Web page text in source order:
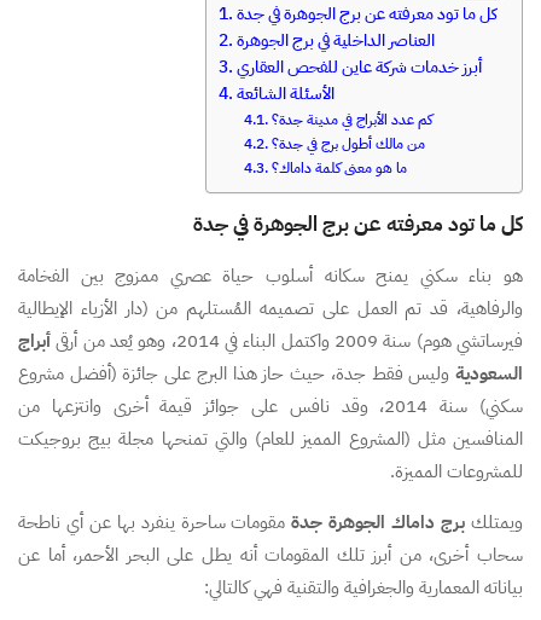
كل ما تود معرفته عن برج الجوهرة في جدة
العناصر الداخلية في برج الجوهرة
أبرز خدمات شركة عاين للفحص العقاري
الأسئلة الشائعة
كم عدد الأبراج في مدينة جدة؟
من مالك أطول برج في جدة؟
ما هو معنى كلمة داماك؟
كل ما تود معرفته عن برج الجوهرة في جدة
هو بناء سكني يمنح سكانه أسلوب حياة عصري ممزوج بين الفخامة
والرفاهية، قد تم العمل على تصميمه المُستلهم من (دار الأزياء الإيطالية
فيرساتشي هوم) سنة 2009 واكتمل البناء في 2014، وهو يُعد من أرقى
أبراج
السعودية وليس فقط جدة، حيث حاز هذا البرج على جائزة (أفضل مشروع
سكني) سنة 2014، وقد نافس على جوائز قيمة أخرى وانتزعها من
المنافسين مثل (المشروع المميز للعام) والتي تمنحها مجلة بيج بروجيكت
للمشروعات المميزة.
ويمتلك برج داماك الجوهرة جدة مقومات ساحرة ينفرد بها عن أي ناطحة
سحاب أخرى، من أبرز تلك المقومات أنه يطل على البحر الأحمر، أما عن
بياناته المعمارية والجغرافية والتقنية فهي كالتالي: